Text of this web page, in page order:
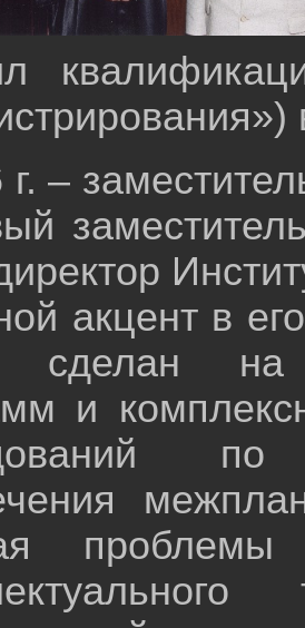
–
акцент в
сделан на
и
по
проблемы